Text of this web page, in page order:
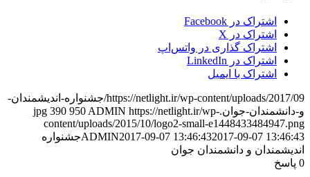
اشتراک در Facebook
اشتراک در X
اشتراک گذاری در واتس‌اپ
اشتراک در LinkedIn
اشتراک با ایمیل
https://netlight.ir/wp-content/uploads/2017/09/جشنواره-اندیشمندان-
و-دانشمندان-جوان.jpg
390 950 ADMIN https://netlight.ir/wp-
content/uploads/2015/10/logo2-small-e1448433484947.png
ADMIN2017-09-07 13:46:432017-09-07 13:46:43
جشنواره
اندیشمندان و دانشمندان جوان
0 پاسخ